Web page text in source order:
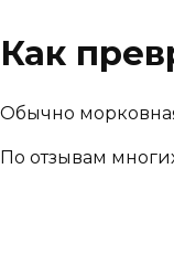
Как
Обычно
По отзывам